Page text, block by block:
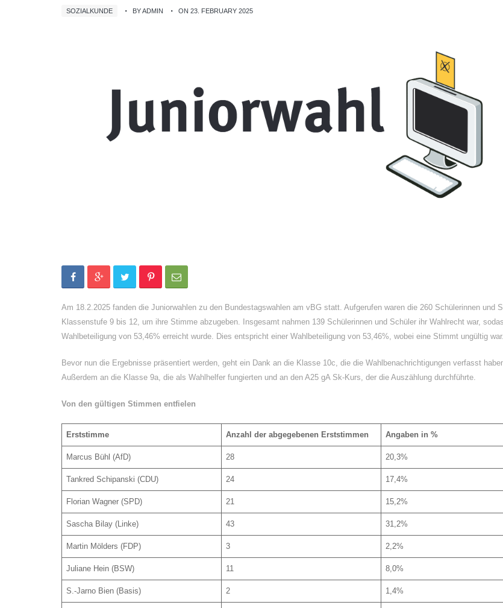
SOZIALKUNDE BY ADMIN ON 23. FEBRUARY 2025
Am 18.2.2025 fanden die Juniorwahlen zu den Bundestagswahlen am vBG statt. Aufgerufen waren die 260 Schülerinnen und
Klassenstufe 9 bis 12, um ihre Stimme abzugeben. Insgesamt nahmen 139 Schülerinnen und Schüler ihr Wahlrecht war,
Wahlbeteiligung von 53,46% erreicht wurde. Dies entspricht einer Wahlbeteiligung von 53,46%, wobei eine Stimmt ungültig war.
Bevor nun die Ergebnisse präsentiert werden, geht ein Dank an die Klasse 10c, die die Wahlbenachrichtigungen verfasst
Außerdem an die Klasse 9a, die als Wahlhelfer fungierten und an den A25 gA Sk-Kurs, der die Auszählung durchführte.
Von den gültigen Stimmen entfielen
Erststimme Anzahl der abgegebenen Erststimmen Angaben in %
Marcus Bühl (AfD) 28 20,3%
Tankred Schipanski (CDU) 24 17,4%
Florian Wagner (SPD) 21 15,2%
Sascha Bilay (Linke) 43 31,2%
Martin Mölders (FDP) 3 2,2%
Juliane Hein (BSW) 11 8,0%
S.-Jarno Bien (Basis) 2 1,4%